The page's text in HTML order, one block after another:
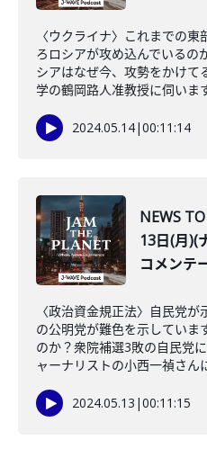
〈ウクライナ〉これまでの
ろロシアが攻め込んでいるの
シアはなぜ今、攻勢をかけて
学の鶴岡路人准教授に伺います
2024.05.14|00:11:14
NEWS
13日(月)(
コメンテ
〈政治資金規正法〉自民党
の公明党が難色を示していま
のか？衆院補選3敗の自民党
ャーナリストの小西一禎さん
2024.05.13 |00:11:15